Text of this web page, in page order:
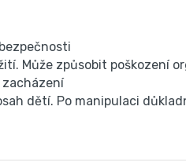
Může způsobit poškození
zacházení
dětí. Po manipulaci